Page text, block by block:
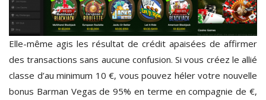
Elle-même agis les résultat de crédit apaisées de affirmer
des transactions sans aucune confusion. Si vous créez le allié
classe d’au minimum 10 €, vous pouvez héler votre nouvelle
bonus Barman Vegas de 95% en terme en compagnie de €,